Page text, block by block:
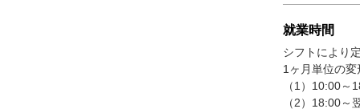
就業時間
シフトにより
1ヶ月単位の
（1）10:00～
（2）18:00～